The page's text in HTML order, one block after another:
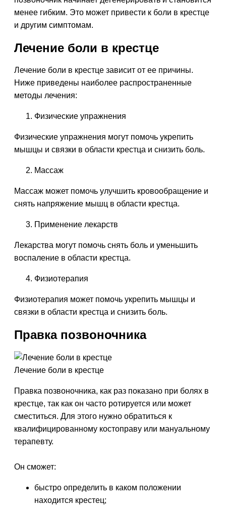
менее гибким. Это может привести к боли в крестце
и другим симптомам.
Лечение боли в крестце
Лечение боли в крестце зависит от ее причины.
Ниже приведены наиболее распространенные
методы лечения:
Физические упражнения
Физические упражнения могут помочь укрепить
мышцы и связки в области крестца и снизить боль.
Массаж
Массаж может помочь улучшить кровообращение и
снять напряжение мышц в области крестца.
Применение лекарств
Лекарства могут помочь снять боль и уменьшить
воспаление в области крестца.
Физиотерапия
Физиотерапия может помочь укрепить мышцы и
связки в области крестца и снизить боль.
Правка позвоночника
Лечение боли в крестце
Правка позвоночника, как раз показано при болях в
крестце, так как он часто ротируется или может
сместиться. Для этого нужно обратиться к
квалифицированному костоправу или мануальному
терапевту.
Он сможет:
быстро определить в каком положении
находится крестец;